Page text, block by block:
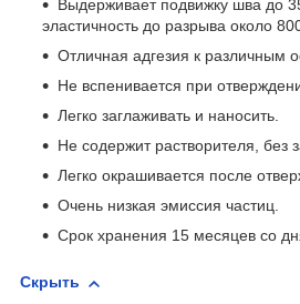
Выдерживает подвижку шва до
эластичность до разрыва около
Отличная адгезия к различным
Не вспенивается при
Легко заглаживать и наносить.
Не содержит растворителя, без
Легко окрашивается после
Очень низкая эмиссия частиц.
Срок хранения 15 месяцев со
Скрыть